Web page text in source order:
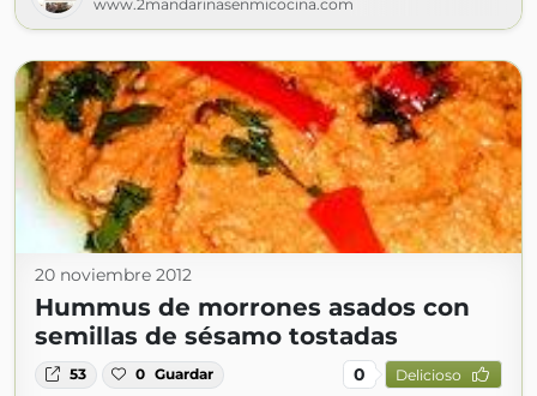
www.2mandarinasenmicocina.com
20 noviembre 2012
Hummus de morrones asados con
semillas de sésamo tostadas
53 0 Guardar 0 Delicioso